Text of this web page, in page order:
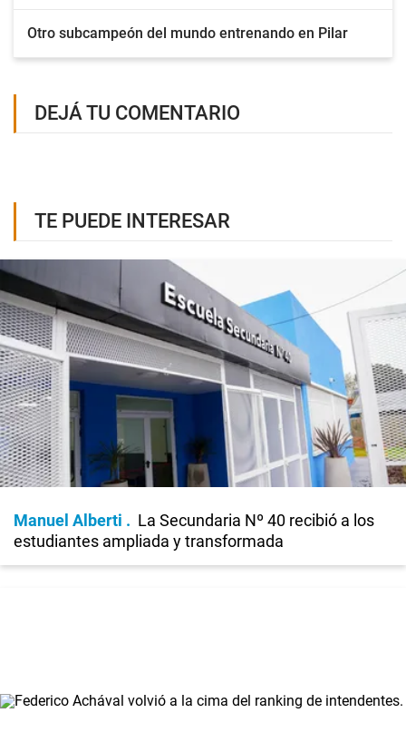
Otro subcampeón del mundo entrenando en Pilar
DEJÁ TU COMENTARIO
TE PUEDE INTERESAR
Manuel Alberti
La Secundaria Nº 40 recibió a los
estudiantes ampliada y transformada